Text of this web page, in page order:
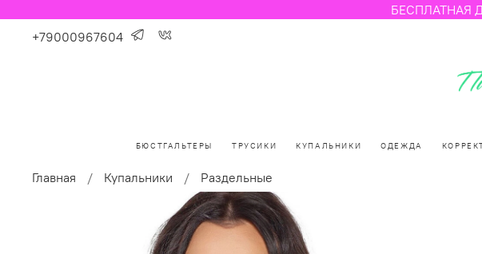
БЕСПЛАТНАЯ
+79000967604
БЮСТГАЛЬТЕРЫ ТРУСИКИ КУПАЛЬНИКИ ОДЕЖДА
Главная Купальники Раздельные